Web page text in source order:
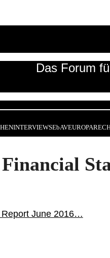
Das Forum
INTERVIEWSEbAVEUROPA
June 2016…